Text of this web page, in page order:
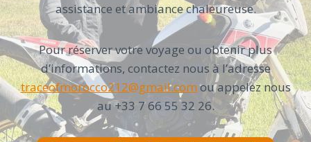
assistance et ambiance chaleureuse.
Pour réserver votre voyage ou obtenir plus
d’informations, contactez nous à l’adresse
traceofmorocco212@gmail.comou appelez nous
au +33 7 66 55 32 26.